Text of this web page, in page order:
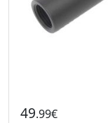
49.99€